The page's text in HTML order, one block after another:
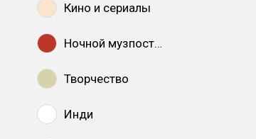
Кино и сериалы
Ночной музпостинг
Творчество
Инди